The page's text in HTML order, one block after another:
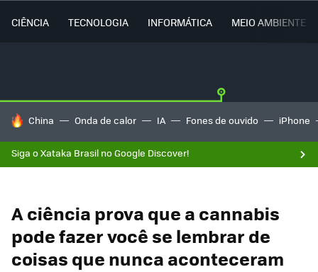
CIÊNCIA TECNOLOGIA INFORMÁTICA MEIO AMBIENTE
TENDÊNCIAS DO DIA
China Onda de calor IA Fones de ouvido iPhone
Siga o Xataka Brasil no Google Discover!
A ciência prova que a cannabis
pode fazer você se lembrar de
coisas que nunca aconteceram